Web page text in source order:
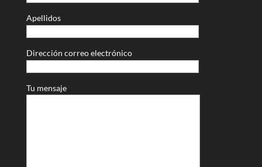
Apellidos
Dirección correo electrónico
Tu mensaje